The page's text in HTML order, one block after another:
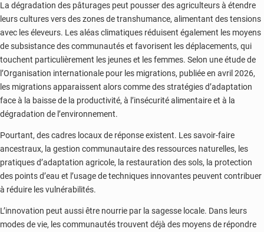
La dégradation des pâturages peut pousser des agriculteurs à étendre
leurs cultures vers des zones de transhumance, alimentant des tensions
avec les éleveurs. Les aléas climatiques réduisent également les moyens
de subsistance des communautés et favorisent les déplacements, qui
touchent particulièrement les jeunes et les femmes. Selon une étude de
l’Organisation internationale pour les migrations, publiée en avril 2026,
les migrations apparaissent alors comme des stratégies d’adaptation
face à la baisse de la productivité, à l’insécurité alimentaire et à la
dégradation de l’environnement.
Pourtant, des cadres locaux de réponse existent. Les savoir-faire
ancestraux, la gestion communautaire des ressources naturelles, les
pratiques d’adaptation agricole, la restauration des sols, la protection
des points d’eau et l’usage de techniques innovantes peuvent contribuer
à réduire les vulnérabilités.
L’innovation peut aussi être nourrie par la sagesse locale. Dans leurs
modes de vie, les communautés trouvent déjà des moyens de répondre